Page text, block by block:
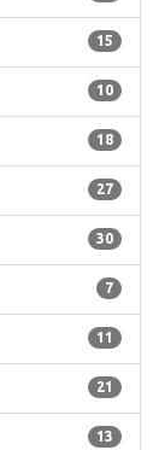
15
10
18
27
30
7
11
21
13